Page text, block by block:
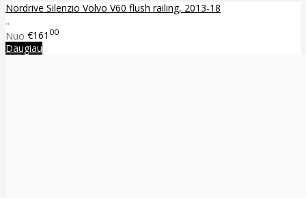
Nordrive Silenzio Volvo V60 flush railing, 2013-18
..
Nuo €161 00
Daugiau